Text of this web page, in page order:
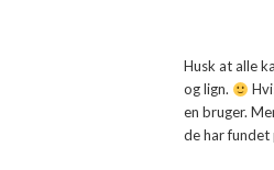
Husk at alle
og lign.
en bruger.
de har fundet